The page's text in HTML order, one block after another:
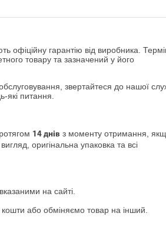
офіційну гарантію від виробника.
товару та зазначений у його
звертайтеся до нашої
питання.
14 днів з моменту отримання,
оригінальна упаковка та всі
на сайті.
або обміняємо товар на інший.